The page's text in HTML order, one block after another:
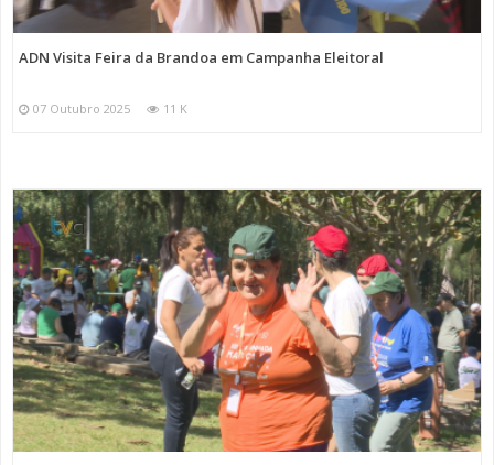
ADN Visita Feira da Brandoa em Campanha Eleitoral
07 Outubro 2025 11 K